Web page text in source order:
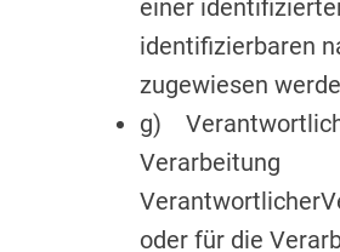
einer
identifizierbaren
zugewiesen
g)
Verarbeitung
oder für die